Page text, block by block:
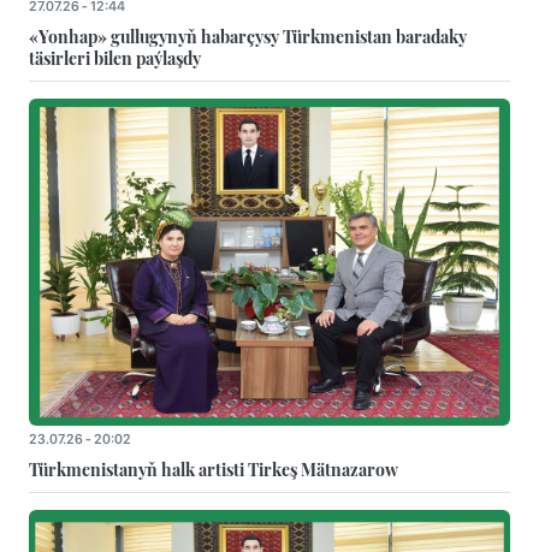
27.07.26 - 12:44
«Yonhap» gullugynyň habarçysy Türkmenistan baradaky
täsirleri bilen paýlaşdy
23.07.26 - 20:02
Türkmenistanyň halk artisti Tirkeş Mätnazarow